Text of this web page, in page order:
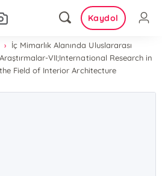
Kaydol
İç Mimarlık Alanında Uluslararası
Araştırmalar-VII;International Research in
the Field of Interior Architecture